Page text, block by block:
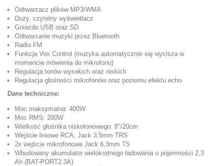
Odtwarzacz plików MP3/WMA
Duży, czytelny wyświetlacz
Gniazdo USB oraz SD
Odtwarzanie muzyki przez Bluetooth
Radio FM
Funkcja Vox Control (muzyka automatycznie się wycisza w
momencie mówienia do mikrofonu)
Regulacja tonów wysokich oraz niskich
Regulacja głośności mikrofonów oraz poziomu efektu echo
Dane techniczne:
Moc maksymalna: 400W
Moc RMS: 200W
Wielkość głośnika niskotonowego: 8"/20cm
Wejście liniowe RCA, Jack 3,5mm TRS
2x wejście mikrofonowe Jack 6,3mm TS
Wbudowany akumulator wielokrotnego ładowania o pojemności 2,3
Ah (BAT-PORT2.3A)